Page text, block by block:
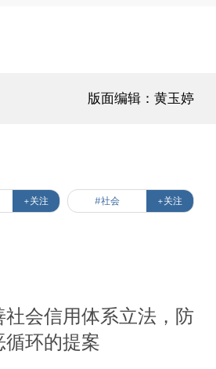
版面编辑：黄玉婷
+关注 #社会 +关注
会信用体系立法，防
循环的提案